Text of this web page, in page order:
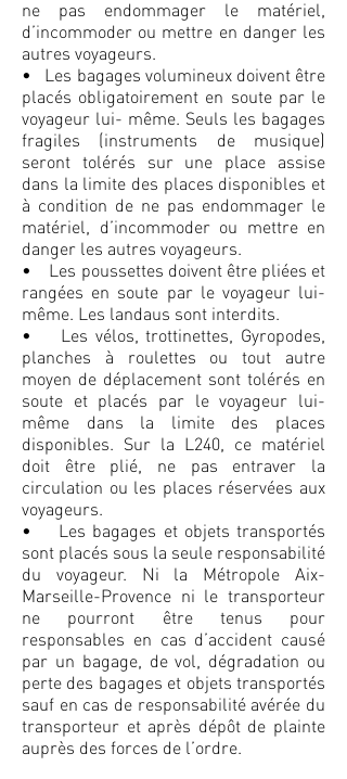
ne pas endommager le matériel,
d’incommoder ou mettre en danger les
autres voyageurs.
• Les bagages volumineux doivent être
placés obligatoirement en soute par le
voyageur lui- même. Seuls les bagages
fragiles (instruments de musique)
seront tolérés sur une place assise
dans la limite des places disponibles et
à condition de ne pas endommager le
matériel, d’incommoder ou mettre en
danger les autres voyageurs.
• Les poussettes doivent être pliées et
rangées en soute par le voyageur lui-
même. Les landaus sont interdits.
• Les vélos, trottinettes, Gyropodes,
planches à roulettes ou tout autre
moyen de déplacement sont tolérés en
soute et placés par le voyageur lui-
même dans la limite des places
disponibles. Sur la L240, ce matériel
doit être plié, ne pas entraver la
circulation ou les places réservées aux
voyageurs.
• Les bagages et objets transportés
sont placés sous la seule responsabilité
du voyageur. Ni la Métropole Aix-
Marseille-Provence ni le transporteur
ne pourront être tenus pour
responsables en cas d’accident causé
par un bagage, de vol, dégradation ou
perte des bagages et objets transportés
sauf en cas de responsabilité avérée du
transporteur et après dépôt de plainte
auprès des forces de l’ordre.